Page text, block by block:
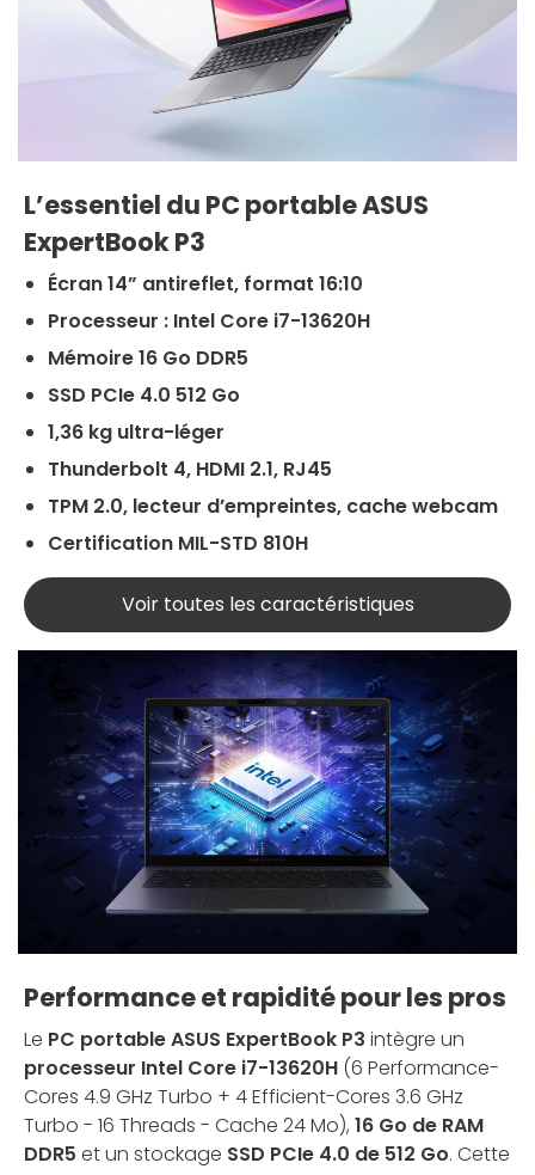
L’essentiel du PC portable ASUS
ExpertBook P3
Écran 14” antireflet, format 16:10
Processeur : Intel Core i7-13620H
Mémoire 16 Go DDR5
SSD PCIe 4.0 512 Go
1,36 kg ultra-léger
Thunderbolt 4, HDMI 2.1, RJ45
TPM 2.0, lecteur d’empreintes, cache webcam
Certification MIL-STD 810H
Voir toutes les caractéristiques
Performance et rapidité pour les pros
Le PC portable ASUS ExpertBook P3 intègre un
processeur Intel Core i7-13620H (6 Performance-
Cores 4.9 GHz Turbo + 4 Efficient-Cores 3.6 GHz
Turbo - 16 Threads - Cache 24 Mo), 16 Go de RAM
DDR5 et un stockage SSD PCIe 4.0 de 512 Go. Cette